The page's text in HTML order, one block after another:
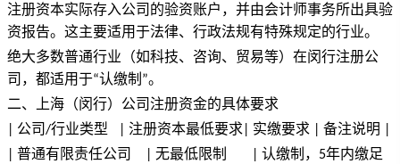
行
公
司
注
注册资本实际存入公司的验资账户，并由会计师事务所出具验
资报告。这主要适用于法律、行政法规有特殊规定的行业。
绝大多数普通行业（如科技、咨询、贸易等）在闵行注册公
司，都适用于“认缴制 ”。
二、上海（闵行）公司注册资金的具体要求
公司/行业类型 注册资本最低要求 实缴要求 备注说明
普通有限责任公司 无最低限制 认缴制， 5年内缴足